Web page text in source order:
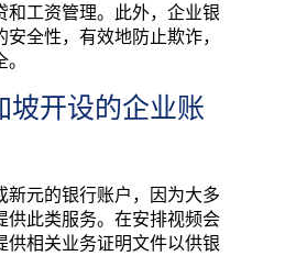
和工资管理。此外，企业银
全性，有效地防止欺诈，
坡开设的企业账
新元的银行账户，因为大多
供此类服务。在安排视频会
供相关业务证明文件以供银